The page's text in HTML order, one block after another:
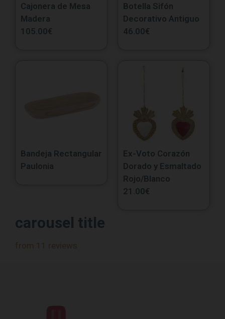
Cajonera de Mesa
Madera
105.00€
Botella Sifón
Decorativo Antiguo
46.00€
Bandeja Rectangular
Paulonia
Ex-Voto Corazón
Dorado y Esmaltado
Rojo/Blanco
21.00€
carousel title